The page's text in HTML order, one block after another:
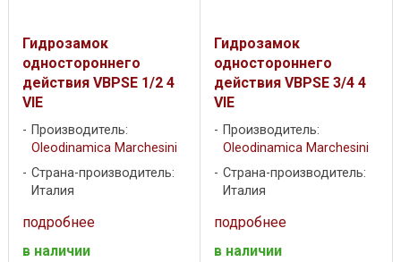
Гидрозамок
одностороннего
действия VBPSE 1/2 4
VIE
Производитель:
Oleodinamica Marchesini
Страна-производитель:
Италия
подробнее
в наличии
Гидрозамок
одностороннего
действия VBPSE 3/4 4
VIE
Производитель:
Oleodinamica Marchesini
Страна-производитель:
Италия
подробнее
в наличии